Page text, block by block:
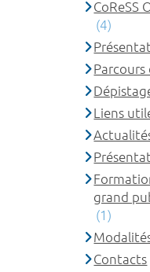
CoReSS
(4)
Parcours
Liens
grand
(1)
Contacts